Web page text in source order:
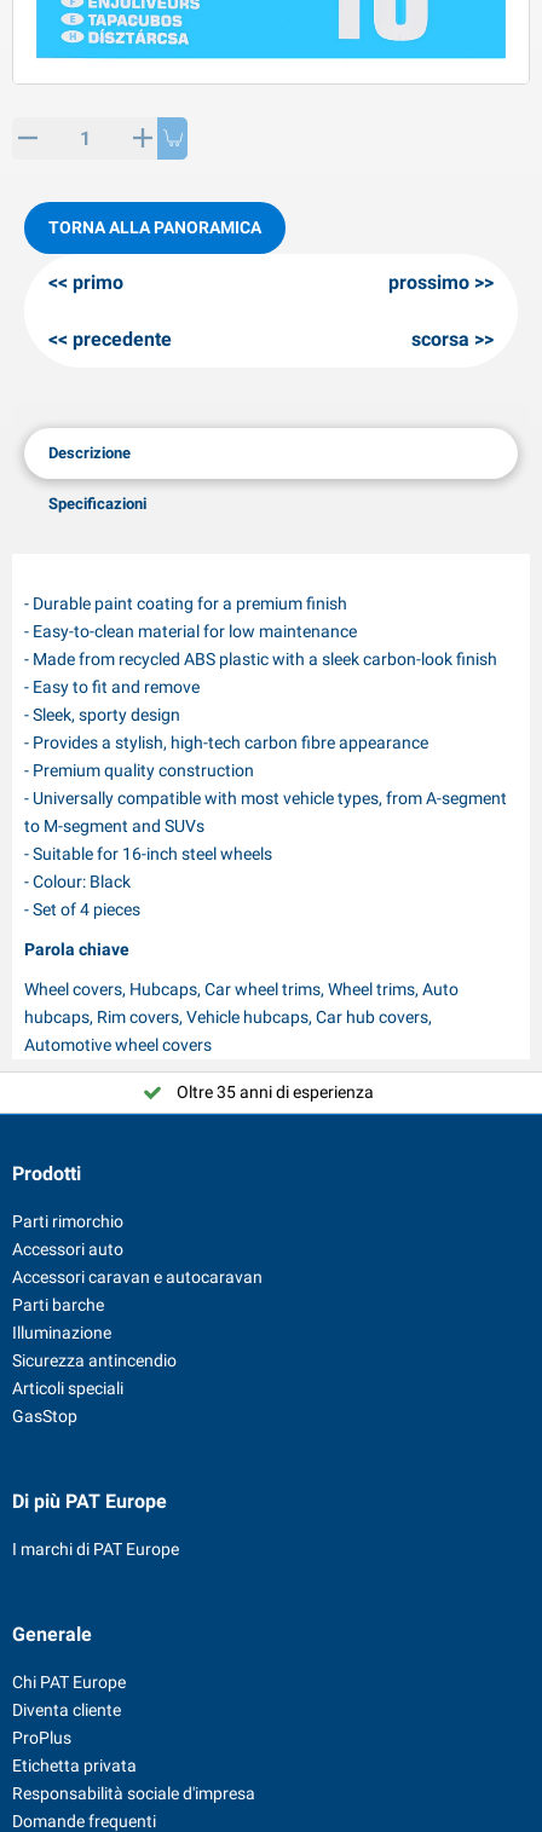
di SPP
di AL-KO
invernali
TORNA ALLA PANORAMICA
primo
precedente
prossimo
scorsa
Descrizione
Specificazioni
- Durable paint coating for a premium finish
- Easy-to-clean material for low maintenance
- Made from recycled ABS plastic with a sleek carbon-look finish
- Easy to fit and remove
- Sleek, sporty design
- Provides a stylish, high-tech carbon fibre appearance
- Premium quality construction
- Universally compatible with most vehicle types, from A-segment
to M-segment and SUVs
- Suitable for 16-inch steel wheels
- Colour: Black
- Set of 4 pieces
Parola chiave
Wheel covers, Hubcaps, Car wheel trims, Wheel trims, Auto
hubcaps, Rim covers, Vehicle hubcaps, Car hub covers,
Automotive wheel covers
Oltre 35 anni di esperienza
Prodotti
Parti rimorchio
Accessori auto
Accessori caravan e autocaravan
Parti barche
Illuminazione
Sicurezza antincendio
Articoli speciali
GasStop
Di più PAT Europe
I marchi di PAT Europe
Generale
Chi PAT Europe
Diventa cliente
ProPlus
Etichetta privata
Responsabilità sociale d'impresa
Domande frequenti